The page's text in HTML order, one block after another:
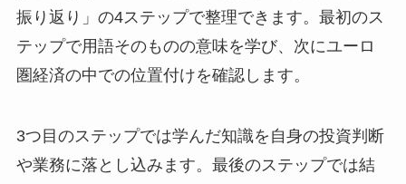
振り返り」の4ステップで整理できます。最初のス
テップで用語そのものの意味を学び、次にユーロ
圏経済の中での位置付けを確認します。
3つ目のステップでは学んだ知識を自身の投資判断
や業務に落とし込みます。最後のステップでは結